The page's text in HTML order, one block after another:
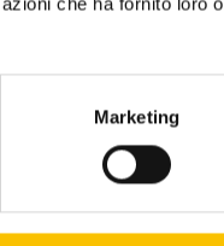
Marketing